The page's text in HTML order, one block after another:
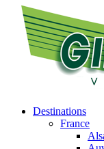
Destinations
France